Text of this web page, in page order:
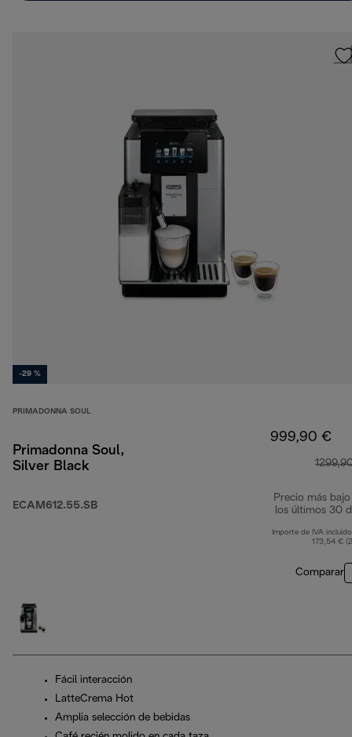
-29 %
PRIMADONNA SOUL
Primadonna Soul,
Silver Black
ECAM612.55.SB
999,90 €
Precio más bajo
los últimos 30
Importe de IVA
173,54 €
Comparar
Fácil interacción
LatteCrema Hot
Amplia selección de bebidas